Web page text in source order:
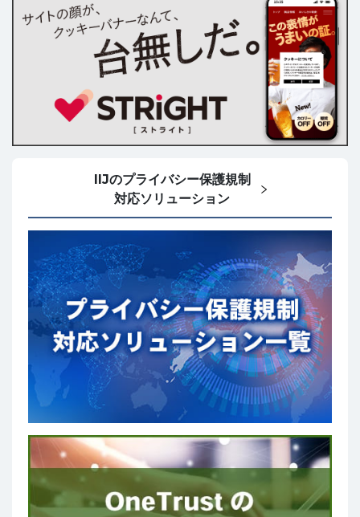
IIJのプライバシー保護規制
対応ソリューション